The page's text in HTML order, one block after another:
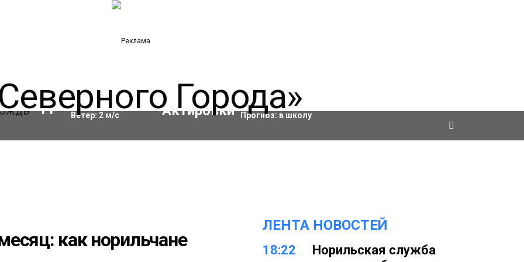
11°C Влажность:96%
Ветер: 2м/с
Актировки
Прогноз: в школу
как норильчане
ЛЕНТА НОВОСТЕЙ
18:22
Норильская служба